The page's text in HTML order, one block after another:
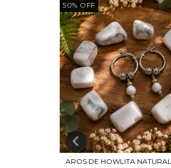
50% OFF
AROS DE HOWLITA